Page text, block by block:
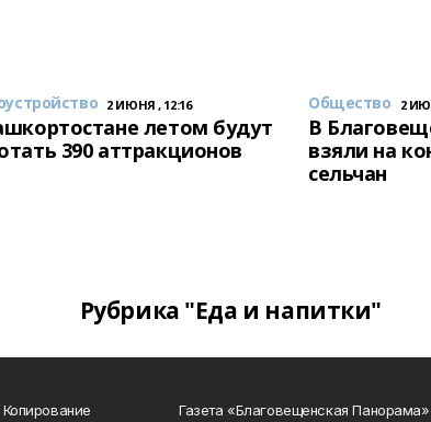
2 ИЮНЯ , 12:16
летом будут
390 аттракционов
Общество 2
В
взяли на
сельчан
Рубрика "Еда и напитки"
Газета «Благовещенская